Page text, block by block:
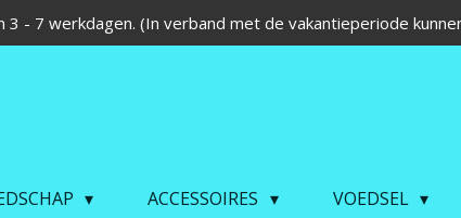
3 - 7 werkdagen. (In verband met de vakantieperiode
ACCESSOIRES VOEDSEL